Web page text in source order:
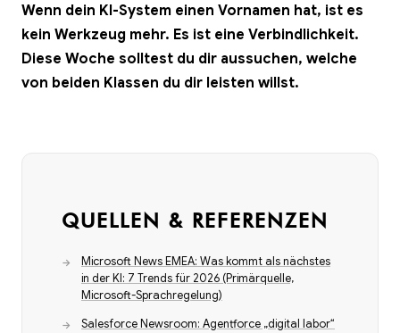
Wenn dein KI-System einen Vornamen hat, ist es
kein Werkzeug mehr. Es ist eine Verbindlichkeit.
Diese Woche solltest du dir aussuchen, welche
von beiden Klassen du dir leisten willst.
QUELLEN & REFERENZEN
Microsoft News EMEA: Was kommt als nächstes
in der KI: 7 Trends für 2026 (Primärquelle,
Microsoft-Sprachregelung)
Salesforce Newsroom: Agentforce „digital labor“